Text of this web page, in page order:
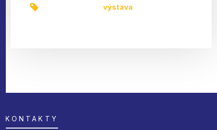
výstava
KONTAKTY